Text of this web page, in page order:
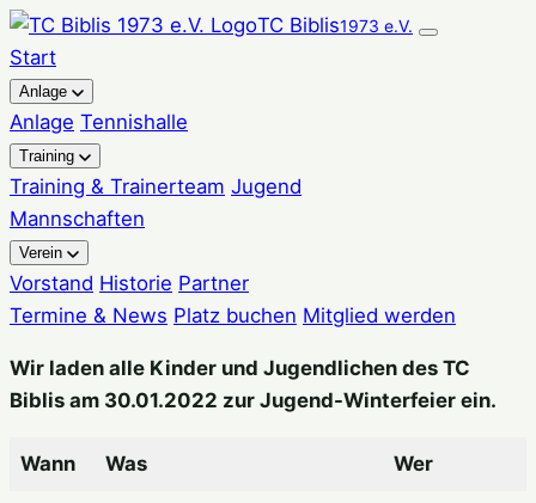
Zum
Inhalt
springen
TC Biblis1973 e.V.
Start
Anlage
Anlage Tennishalle
Training
Training & Trainerteam Jugend
Mannschaften
Verein
Vorstand Historie Partner
Termine & News Platz buchen Mitglied werden
Wir laden alle Kinder und Jugendlichen des TC
Biblis am 30.01.2022 zur Jugend-Winterfeier ein.
Wann Was Wer